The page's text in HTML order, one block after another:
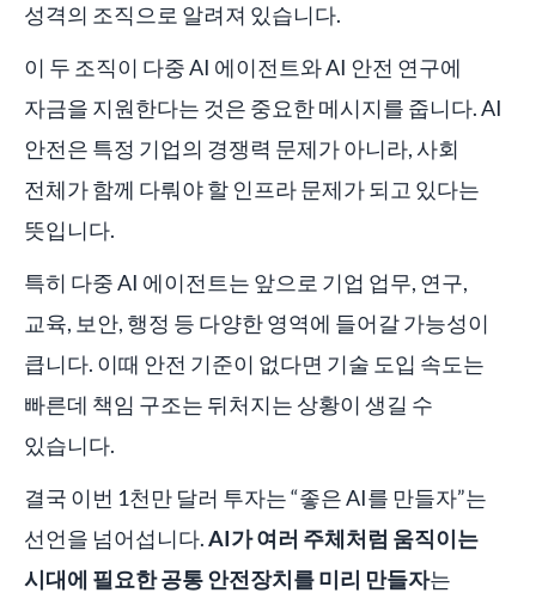
성격의 조직으로 알려져 있습니다.
이 두 조직이 다중 AI 에이전트와 AI 안전 연구에
자금을 지원한다는 것은 중요한 메시지를 줍니다. AI
안전은 특정 기업의 경쟁력 문제가 아니라, 사회
전체가 함께 다뤄야 할 인프라 문제가 되고 있다는
뜻입니다.
특히 다중 AI 에이전트는 앞으로 기업 업무, 연구,
교육, 보안, 행정 등 다양한 영역에 들어갈 가능성이
큽니다. 이때 안전 기준이 없다면 기술 도입 속도는
빠른데 책임 구조는 뒤처지는 상황이 생길 수
있습니다.
결국 이번 1천만 달러 투자는 “좋은 AI를 만들자”는
선언을 넘어섭니다.AI가 여러 주체처럼 움직이는
시대에 필요한 공통 안전장치를 미리 만들자는